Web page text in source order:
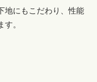
地にもこだわり、性能
。